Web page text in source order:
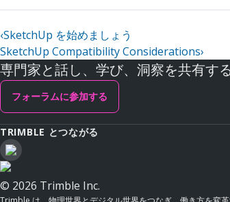
‹SketchUp を始めましょう
SketchUp Compatibility Considerations›
専門家と話し、学び、洞察を共有す
フォーラムに参加する
TRIMBLE とつながる
© 2026 Trimble Inc.